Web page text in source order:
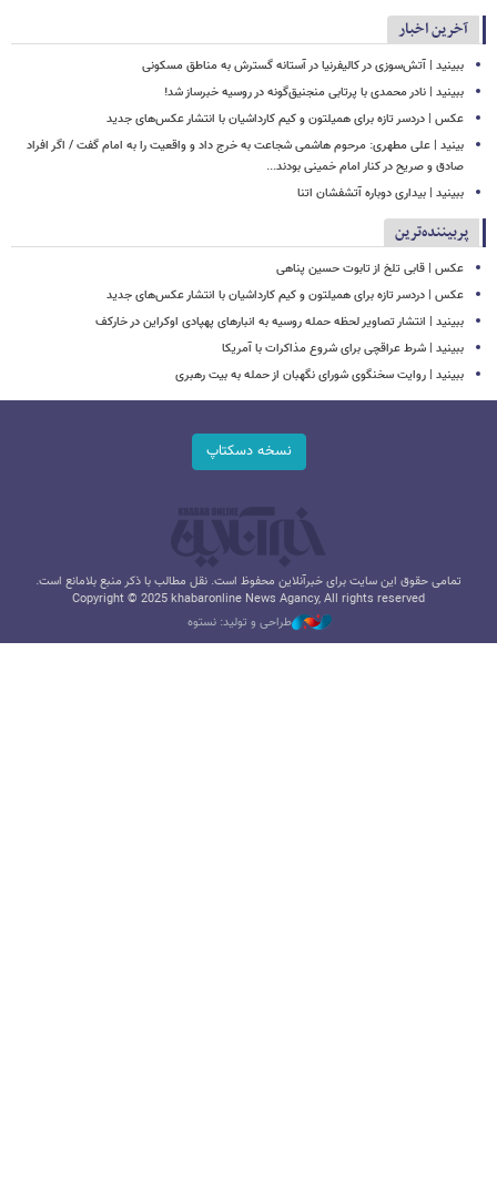
آخرین اخبار
ببینید | آتش‌سوزی در کالیفرنیا در آستانه گسترش به مناطق مسکونی
ببینید | نادر محمدی با پرتابی منجنیق‌گونه در روسیه خبرساز شد!
عکس | دردسر تازه برای همیلتون و کیم کارداشیان با انتشار عکس‌های جدید
بینید | علی مطهری: مرحوم هاشمی شجاعت به خرج داد و واقعیت را به امام گفت / اگر افراد
صادق و صریح در کنار امام خمینی بودند...
ببینید | بیداری دوباره آتشفشان اتنا
پربیننده‌ترین
عکس | قابی تلخ از تابوت حسین پناهی
عکس | دردسر تازه برای همیلتون و کیم کارداشیان با انتشار عکس‌های جدید
ببینید | انتشار تصاویر لحظه حمله روسیه به انبارهای پهپادی اوکراین در خارکف
ببینید | شرط عراقچی برای شروع مذاکرات با آمریکا
ببینید | روایت سخنگوی شورای نگهبان از حمله به بیت رهبری
نسخه دسکتاپ
تمامی حقوق این سایت برای خبرآنلاین محفوظ است. نقل مطالب با ذکر منبع بلامانع است.
Copyright © 2025 khabaronline News Agancy, All rights reserved
طراحی و تولید: نستوه